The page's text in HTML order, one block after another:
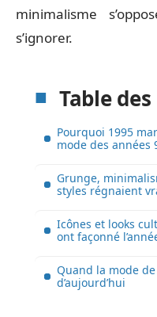
minimalisme
s’ignorer.
Table
Pourquoi 1995
mode des années
Grunge,
styles régnaient
Icônes et looks
ont façonné
Quand la mode
d’aujourd’hui